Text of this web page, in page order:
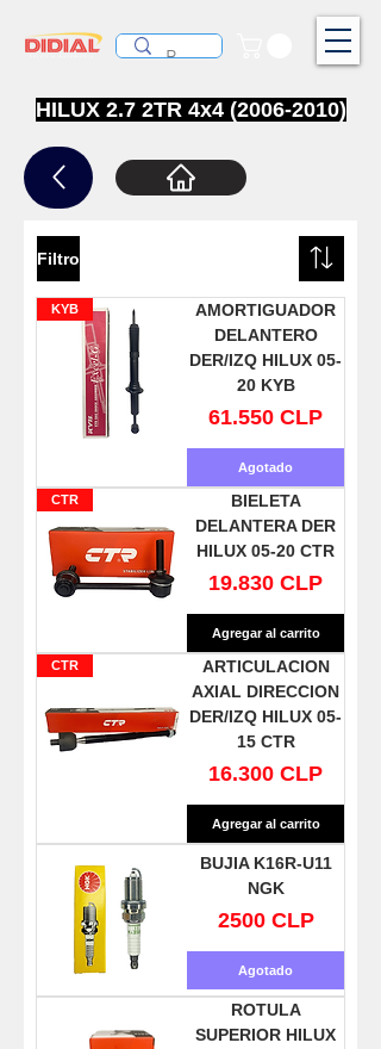
HILUX 2.7 2TR 4x4 (2006-2010)
Filtro
KYB
AMORTIGUADOR
DELANTERO
DER/IZQ HILUX 05-
20 KYB
Precio
61.550 CLP
Agotado
CTR
BIELETA
DELANTERA DER
HILUX 05-20 CTR
Precio
19.830 CLP
Agregar al carrito
CTR
ARTICULACION
AXIAL DIRECCION
DER/IZQ HILUX 05-
15 CTR
Precio
16.300 CLP
Agregar al carrito
BUJIA K16R-U11
NGK
Precio
2500 CLP
Agotado
ROTULA
SUPERIOR HILUX